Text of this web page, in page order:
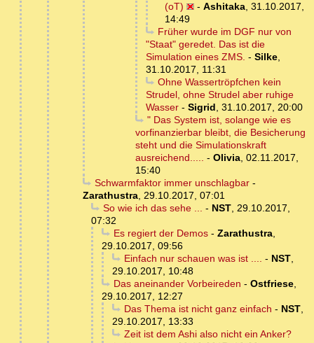
(oT)
- Ashitaka, 31.10.2017,
14:49
Früher wurde im DGF nur von
"Staat" geredet. Das ist die
Simulation eines ZMS. - Silke,
31.10.2017, 11:31
Ohne Wassertröpfchen kein
Strudel, ohne Strudel aber ruhige
Wasser - Sigrid, 31.10.2017, 20:00
" Das System ist, solange wie es
vorfinanzierbar bleibt, die Besicherung
steht und die Simulationskraft
ausreichend..... - Olivia, 02.11.2017,
15:40
Schwarmfaktor immer unschlagbar-
Zarathustra, 29.10.2017, 07:01
So wie ich das sehe ... - NST, 29.10.2017,
07:32
Es regiert der Demos- Zarathustra,
29.10.2017, 09:56
Einfach nur schauen was ist .... - NST,
29.10.2017, 10:48
Das aneinander Vorbeireden - Ostfriese,
29.10.2017, 12:27
Das Thema ist nicht ganz einfach - NST,
29.10.2017, 13:33
Zeit ist dem Ashi also nicht ein Anker?